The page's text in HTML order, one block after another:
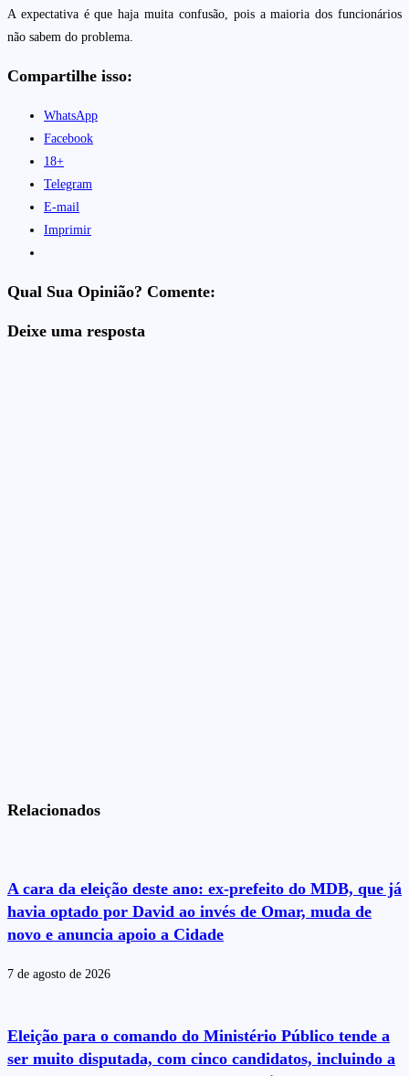
A expectativa é que haja muita confusão, pois a maioria dos funcionários
não sabem do problema.
Compartilhe isso:
WhatsApp
Facebook
18+
Telegram
E-mail
Imprimir
Qual Sua Opinião? Comente:
Deixe uma resposta
Relacionados
A cara da eleição deste ano: ex-prefeito do MDB, que já
havia optado por David ao invés de Omar, muda de
novo e anuncia apoio a Cidade
7 de agosto de 2026
Eleição para o comando do Ministério Público tende a
ser muito disputada, com cinco candidatos, incluindo a